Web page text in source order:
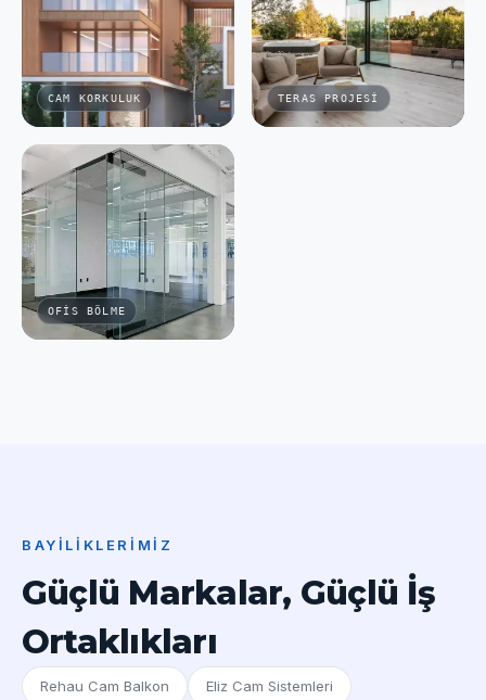
CAM KORKULUK TERAS PROJESI
OFIS BÖLME
BAYILIKLERIMIZ
Güçlü Markalar, Güçlü İş
Ortaklıkları
Rehau Cam Balkon Eliz Cam Sistemleri